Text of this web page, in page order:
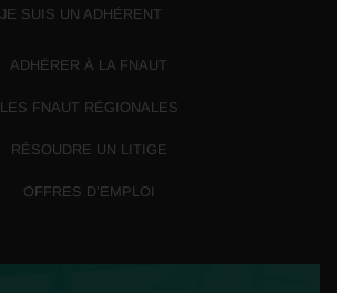
JE SUIS UN ADHÉRENT
ADHÉRER À LA FNAUT
LES FNAUT RÉGIONALES
RÉSOUDRE UN LITIGE
OFFRES D’EMPLOI